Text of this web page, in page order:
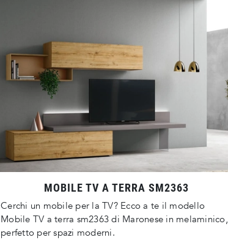
MOBILE TV A TERRA SM2363
Cerchi un mobile per la TV? Ecco a te il modello
Mobile TV a terra sm2363 di Maronese in melaminico,
perfetto per spazi moderni.